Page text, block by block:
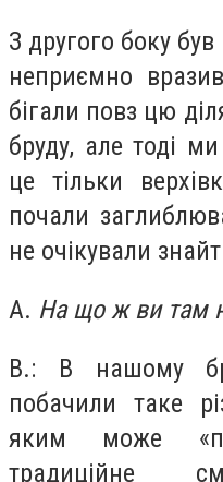
З другого боку
неприємно
бігали повз цю
бруду, але тоді
це тільки
почали
не очікували
А. На що ж ви там
В.: В нашому
побачили таке
яким може
традиційне